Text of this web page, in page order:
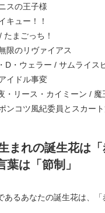
スの王子様
キュー！！
まごっち！
限のリヴァイアス
D・ウェラー / サムライス
イドル事変
・リース・カイミーン / 魔
ンコツ風紀委員とスカー
まれの誕生花は
葉は「節制」
あるあなたの誕生花は、「